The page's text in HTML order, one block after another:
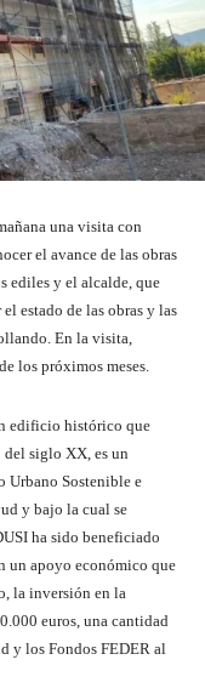
una visita con
el avance de las obras
ediles y el alcalde, que
estado de las obras y las
En la visita,
los próximos meses.
edificio histórico que
siglo XX, es un
Urbano Sostenible e
y bajo la cual se
ha sido beneficiado
un apoyo económico que
la inversión en la
euros, una cantidad
y los Fondos FEDER al